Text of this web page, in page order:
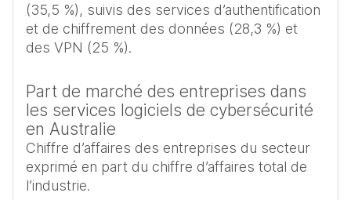
(35,5 %), suivis des services d’authentification
et de chiffrement des données (28,3 %) et
Part de marché des entreprises dans
les services logiciels de cybersécurité
en Australie
Chiffre d’affaires des entreprises du secteur
exprimé en part du chiffre d’affaires total de
l’industrie.